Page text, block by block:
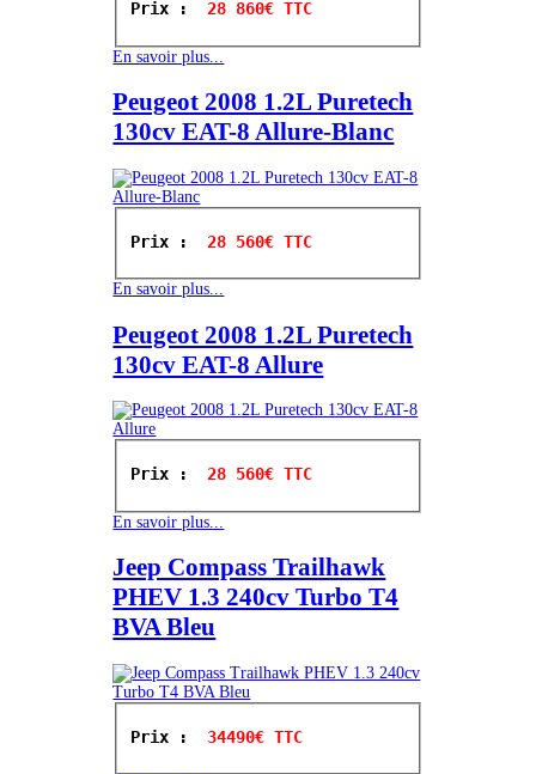
Prix : 28 860€ TTC
En savoir plus...
Peugeot 2008 1.2L Puretech
130cv EAT-8 Allure-Blanc
Prix : 28 560€ TTC
En savoir plus...
Peugeot 2008 1.2L Puretech
130cv EAT-8 Allure
Prix : 28 560€ TTC
En savoir plus...
Jeep Compass Trailhawk
PHEV 1.3 240cv Turbo T4
BVA Bleu
Prix : 34490€ TTC